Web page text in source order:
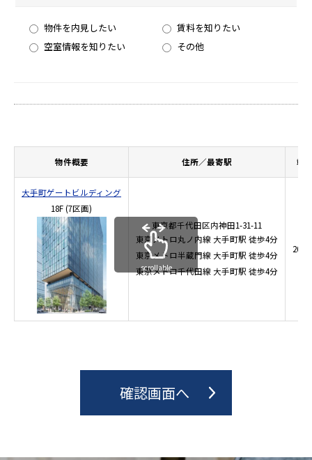
物件を内見したい
賃料を知りたい
空室情報を知りたい
その他
物件概要 住所／最寄駅 竣
大手町ゲートビルディング
18F(7区画)
東京都千代田区内神田1-31-11
東京メトロ丸ノ内線 大手町駅 徒歩4分
東京メトロ半蔵門線 大手町駅 徒歩4分
東京メトロ千代田線 大手町駅 徒歩4分
2026
scrollable